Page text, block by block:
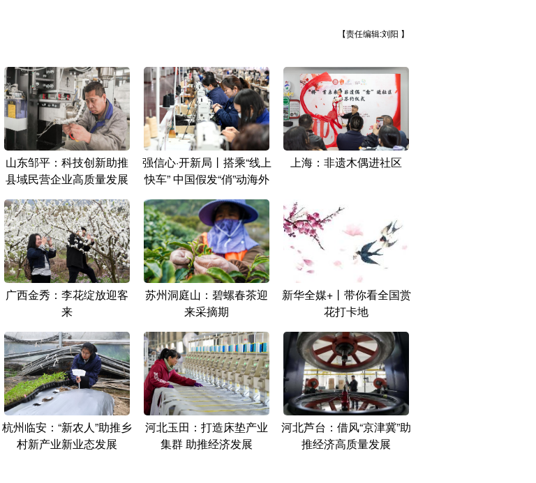
【责任编辑:刘阳 】
山东邹平：科技创新助推
县域民营企业高质量发展
强信心·开新局丨搭乘“线上
快车” 中国假发“俏”动海外
上海：非遗木偶进社区
广西金秀：李花绽放迎客
来
苏州洞庭山：碧螺春茶迎
来采摘期
新华全媒+丨带你看全国赏
花打卡地
杭州临安：“新农人”助推乡
村新产业新业态发展
河北玉田：打造床垫产业
集群 助推经济发展
河北芦台：借风“京津冀”助
推经济高质量发展